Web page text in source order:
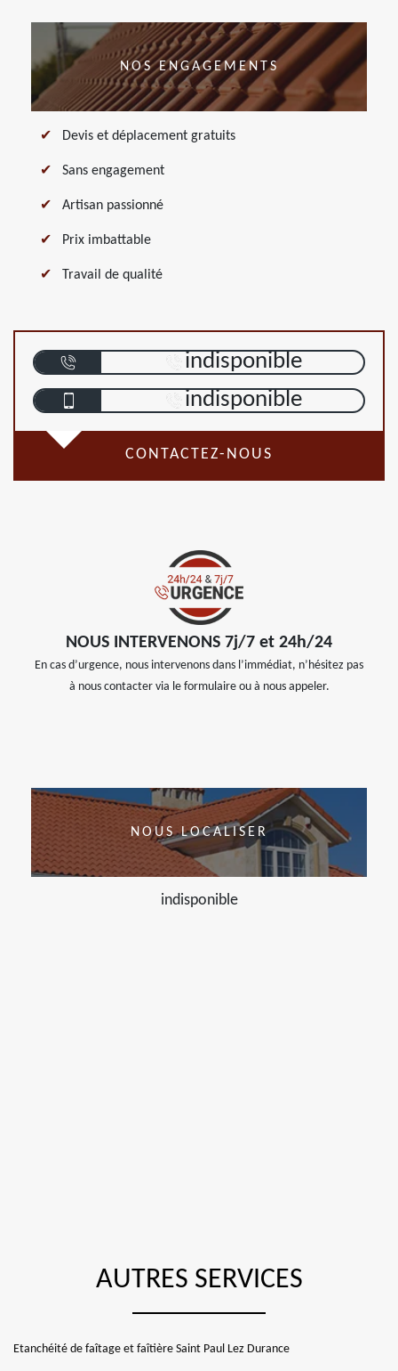
NOS ENGAGEMENTS
Devis et déplacement gratuits
Sans engagement
Artisan passionné
Prix imbattable
Travail de qualité
indisponible
indisponible
CONTACTEZ-NOUS
NOUS INTERVENONS 7j/7 et 24h/24
En cas d’urgence, nous intervenons dans l’immédiat, n’hésitez pas
à nous contacter via le formulaire ou à nous appeler.
NOUS LOCALISER
indisponible
AUTRES SERVICES
Etanchéité de faîtage et faîtière Saint Paul Lez Durance